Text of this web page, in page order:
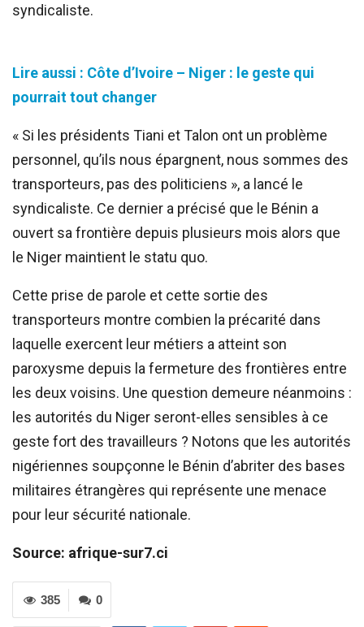
syndicaliste.
Lire aussi : Côte d’Ivoire – Niger : le geste qui
pourrait tout changer
« Si les présidents Tiani et Talon ont un problème
personnel, qu’ils nous épargnent, nous sommes des
transporteurs, pas des politiciens », a lancé le
syndicaliste. Ce dernier a précisé que le Bénin a
ouvert sa frontière depuis plusieurs mois alors que
le Niger maintient le statu quo.
Cette prise de parole et cette sortie des
transporteurs montre combien la précarité dans
laquelle exercent leur métiers a atteint son
paroxysme depuis la fermeture des frontières entre
les deux voisins. Une question demeure néanmoins :
les autorités du Niger seront-elles sensibles à ce
geste fort des travailleurs ? Notons que les autorités
nigériennes soupçonne le Bénin d’abriter des bases
militaires étrangères qui représente une menace
pour leur sécurité nationale.
Source: afrique-sur7.ci
0
385